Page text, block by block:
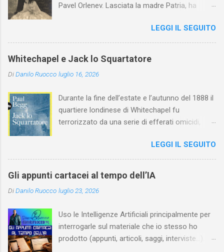
Pavel Orlenev. Lasciata la madre Patria, ha
l'arte della Pavlova ha raggiunto la piena
maturità ed è stata in grado di rinnovare
profondamente l'attardato mondo teatrale
LEGGI IL SEGUITO
Whitechapel e Jack lo Squartatore
DiDanilo Ruocco luglio 16, 2026
Durante la fine dell’estate e l’autunno del 1888 il
quartiere londinese di Whitechapel fu
terrorizzato da una serie di efferati omicidi,
assassino ribattezzato Jack lo Squartatore la
cui identità, tutt’oggi, resta ignota. Paul Begg in
Jack lo Squartatore: la vera storia , edito da
Utet, ricostruisce non solo i cinque omicidi
“canonicamente” addebitati a Jack lo
capitoli, soprattutto) a ricostruire la storia di
Whitechapel e del East End e a ricapitolare le
lotte intestine al Ministero dell’Interno. Ne esce
LEGGI IL SEGUITO
Gli appunti cartacei al tempo dell’IA
DiDanilo Ruocco luglio 23, 2026
Uso le Intelligenze Artificiali principalmente per
interrogarle sul materiale che io stesso ho
prodotto (appunti, articoli, saggi, interviste…).